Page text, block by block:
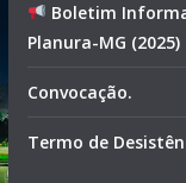
Boletim
Planura-MG (2025)
Convocação.
Termo de